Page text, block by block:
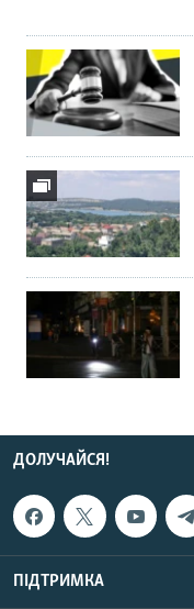
ДОЛУЧАЙСЯ!
ПІДТРИМКА